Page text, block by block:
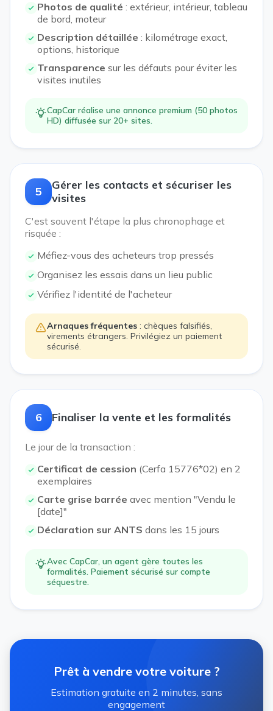
Photos de qualité : extérieur, intérieur, tableau
de bord, moteur
Description détaillée : kilométrage exact,
options, historique
Transparence sur les défauts pour éviter les
visites inutiles
CapCar réalise une annonce premium (50 photos
HD) diffusée sur 20+ sites.
5
Gérer les contacts et sécuriser les
visites
C'est souvent l'étape la plus chronophage et
risquée :
Méfiez-vous des acheteurs trop pressés
Organisez les essais dans un lieu public
Vérifiez l'identité de l'acheteur
Arnaques fréquentes : chèques falsifiés,
virements étrangers. Privilégiez un paiement
sécurisé.
6 Finaliser la vente et les formalités
Le jour de la transaction :
Certificat de cession (Cerfa 15776*02) en 2
exemplaires
Carte grise barrée avec mention "Vendu le
[date]"
Déclaration sur ANTS dans les 15 jours
Avec CapCar, un agent gère toutes les
formalités. Paiement sécurisé sur compte
séquestre.
Prêt à vendre votre voiture ?
Estimation gratuite en 2 minutes, sans
engagement